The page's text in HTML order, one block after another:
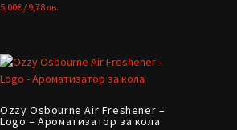
5,00€ / 9,78 лв.
Ozzy Osbourne Air Freshener –
Logo – Ароматизатор за кола